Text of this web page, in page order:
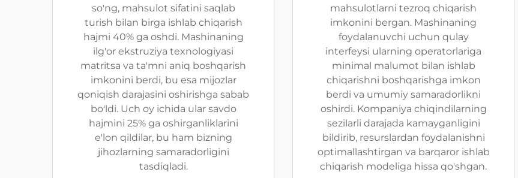
so'ng, mahsulot sifatini saqlab
turish bilan birga ishlab chiqarish
hajmi 40% ga oshdi. Mashinaning
ilg'or ekstruziya texnologiyasi
matritsa va ta'mni aniq boshqarish
imkonini berdi, bu esa mijozlar
qoniqish darajasini oshirishga sabab
bo'ldi. Uch oy ichida ular savdo
hajmini 25% ga oshirganliklarini
e'lon qildilar, bu ham bizning
jihozlarning samaradorligini
tasdiqladi.
mahsulotlarni tezroq chiqarish
imkonini bergan. Mashinaning
foydalanuvchi uchun qulay
interfeysi ularning operatorlariga
minimal malumot bilan ishlab
chiqarishni boshqarishga imkon
berdi va umumiy samaradorlikni
oshirdi. Kompaniya chiqindilarning
sezilarli darajada kamayganligini
bildirib, resurslardan foydalanishni
optimallashtirgan va barqaror ishlab
chiqarish modeliga hissa qo'shgan.